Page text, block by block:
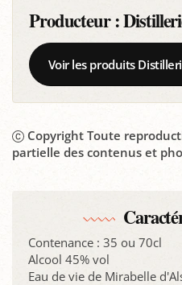
Producteur :
Voir les produits
Copyright Toute
partielle des contenus et
Contenance : 35 ou 70cl
Alcool 45% vol
Eau de vie de Mirabelle